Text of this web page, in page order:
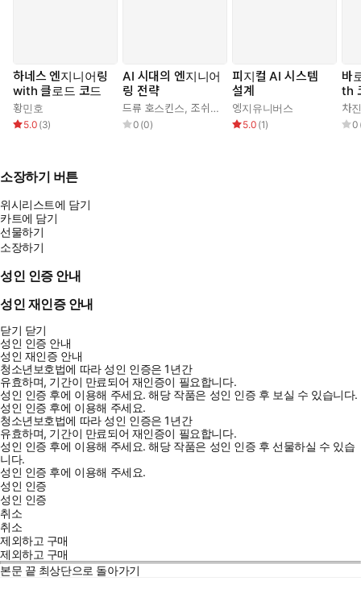
이 책은 OpenAI의 GPT 모델을 활용하여 채팅 AI를 개발하는 방법
랭체인 활용법까지 맞춤형 채팅 AI를 독자적인 시스템에 접목하는
★ 이런 분께 추천합니다 ★
- 채팅 AI의 작동 원리를 알고 싶은 분
- 채팅 AI에 지식과 계산 능력을 부여하여 업무를 자동화하고 싶은
분
- 대화 로봇이나 AITuber 등의 대화 엔진을 만들고 싶은 분
- 자신의 애플리케이션에 채팅 UI를 통합하고 싶은 분
★ 이 책에서 배우는 내용 ★
- ChatGPT, OpenAI 플레이그라운드, DALL-E 사용법
- OpenAI API를 활용한 텍스트 생성, 이미지 생성 방법
- 라마인덱스를 활용한 파인튜닝
- 랭체인의 기본 사용법과 고급 사례
- ChatGPT 플러그인 사용법 및 플러그인 제작 방법
하네스 엔지니어링
with 클로드 코드
황민호
5.0 (3)
AI 시대의 엔지니어
링 전략
드류 호스킨스, 조쉬(김승권)
0 (0)
피지컬 AI 시스템
설계
엥지유니버스
5.0 (1)
바
th
로
차
0
소장하기 버튼
위시리스트에 담기
카트에 담기
선물하기
소장하기
성인 인증 안내
성인 재인증 안내
닫기 닫기
성인 인증 안내
성인 재인증 안내
청소년보호법에 따라 성인 인증은 1년간
유효하며, 기간이 만료되어 재인증이 필요합니다.
성인 인증 후에 이용해 주세요.해당 작품은 성인 인증 후 보실 수 있습니다.
성인 인증 후에 이용해 주세요.
청소년보호법에 따라 성인 인증은 1년간
유효하며, 기간이 만료되어 재인증이 필요합니다.
성인 인증 후에 이용해 주세요.해당 작품은 성인 인증 후 선물하실 수 있습
니다.
성인 인증 후에 이용해 주세요.
성인 인증
성인 인증
취소
취소
제외하고 구매
제외하고 구매
본문 끝 최상단으로 돌아가기